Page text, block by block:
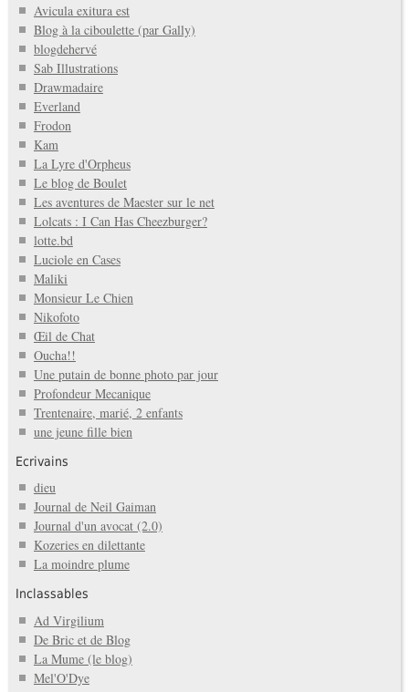
Avicula exitura est
Blog à la ciboulette (par Gally)
blogdehervé
Sab Illustrations
Drawmadaire
Everland
Frodon
Kam
La Lyre d'Orpheus
Le blog de Boulet
Les aventures de Maester sur le net
Lolcats : I Can Has Cheezburger?
lotte.bd
Luciole en Cases
Maliki
Monsieur Le Chien
Nikofoto
Œil de Chat
Oucha!!
Une putain de bonne photo par jour
Profondeur Mecanique
Trentenaire, marié, 2 enfants
une jeune fille bien
Ecrivains
dieu
Journal de Neil Gaiman
Journal d'un avocat (2.0)
Kozeries en dilettante
La moindre plume
Inclassables
Ad Virgilium
De Bric et de Blog
La Mume (le blog)
Mel'O'Dye